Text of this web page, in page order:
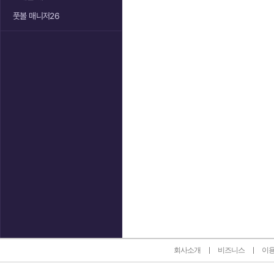
풋볼 매니저26
회사소개 비즈니스 이